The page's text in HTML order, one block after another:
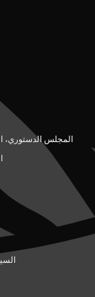
المجلس الدستوري،